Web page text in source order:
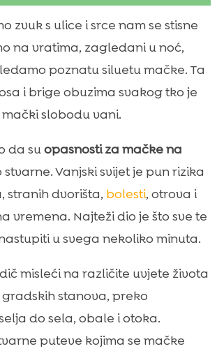
puštamo mačke van i što time
okolinu u Hrvatskoj prije
nailazimo
kao najveća prijetnja
životinjama: mačke, psi i
koje mačka može pokupiti
i opasne tvari u dvorištima i
koje mogu biti toksične za
temperature i vremenske
zvuk s ulice i srce nam se stisne
na vratima, zagledani u noć,
poznatu siluetu mačke. Ta
i brige obuzima svakog tko je
slobodu vani.
da suopasnosti za mačke na
Vanjski svijet je pun rizika
stranih dvorišta, bolesti, otrova i
vremena. Najteži dio je što sve te
u svega nekoliko minuta.
misleći na različite uvjete života
stanova, preko
do sela, obale i otoka.
puteve kojima se mačke